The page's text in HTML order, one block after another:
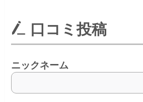
口コミ投稿
ニックネーム